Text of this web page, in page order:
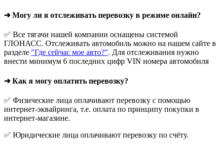
➜ Могу ли я отслеживать перевозку в режиме онлайн?
✅ Все тягачи нашей компании оснащены системой
ГЛОНАСС. Отслеживать автомобиль можно на нашем сайте в
разделе "Где сейчас мое авто?". Для отслеживания нужно
внести минимум 6 последних цифр VIN номера автомобиля
➜ Как я могу оплатить перевозку?
✅ Физические лица оплачивают перевозку с помощью
интернет-эквайринга, т.е. оплата по принципу покупки в
интернет-магазине.
✅ Юридические лица оплачивают перевозку по счёту.